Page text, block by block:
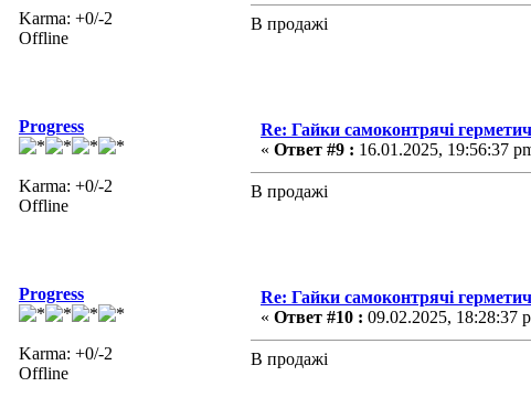
Karma: +0/-2
Offline
В продажі
Progress
Karma: +0/-2
Offline
Re: Гайки самоконтрячі
« Ответ #9 : 16.01.2025, 19:56:37
В продажі
Progress
Karma: +0/-2
Offline
Re: Гайки самоконтрячі
« Ответ #10 : 09.02.2025, 18:28:37
В продажі